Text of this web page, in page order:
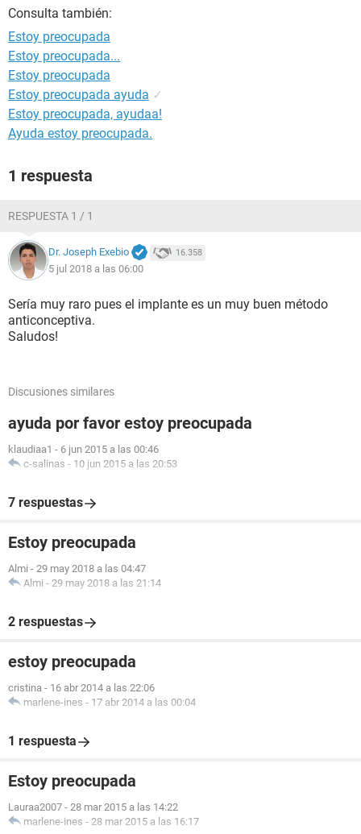
Consulta también:
Estoy preocupada
Estoy preocupada...
Estoy preocupada
Estoy preocupada ayuda ✓
Estoy preocupada, ayudaa!
Ayuda estoy preocupada.
1 respuesta
RESPUESTA 1 / 1
Dr. Joseph Exebio 16.358
5 jul 2018 a las 06:00
Sería muy raro pues el implante es un muy buen método
anticonceptiva.
Saludos!
Discusiones similares
ayuda por favor estoy preocupada
klaudiaa1 - 6 jun 2015 a las 00:46
c-salinas - 10 jun 2015 a las 20:53
7 respuestas
Estoy preocupada
Almi - 29 may 2018 a las 04:47
Almi - 29 may 2018 a las 21:14
2 respuestas
estoy preocupada
cristina - 16 abr 2014 a las 22:06
marlene-ines - 17 abr 2014 a las 00:04
1 respuesta
Estoy preocupada
Lauraa2007 - 28 mar 2015 a las 14:22
marlene-ines - 28 mar 2015 a las 16:17